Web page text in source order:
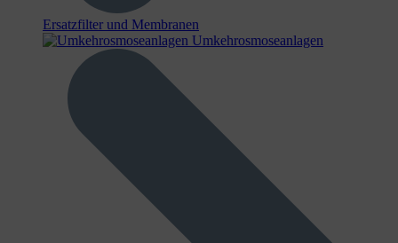
Ersatzfilter und Membranen
Umkehrosmoseanlagen